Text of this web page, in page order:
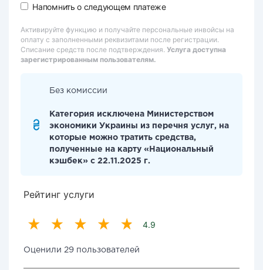
Напомнить о следующем платеже
Активируйте функцию и получайте персональные инвойсы на
оплату с заполненными реквизитами после регистрации.
Списание средств после подтверждения. Услуга доступна
зарегистрированным пользователям.
Без комиссии
Категория исключена Министерством
экономики Украины из перечня услуг, на
которые можно тратить средства,
полученные на карту «Национальный
кэшбек» с 22.11.2025 г.
Рейтинг услуги
4.9
Оценили 29 пользователей